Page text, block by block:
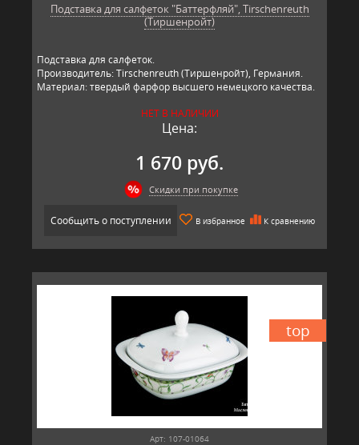
Подставка для салфеток "Баттерфляй", Tirschenreuth
(Тиршенройт)
Подставка для салфеток.
Производитель: Tirschenreuth (Тиршенройт), Германия.
Материал: твердый фарфор высшего немецкого качества.
НЕТ В НАЛИЧИИ
Цена:
1 670 руб.
Скидки при покупке
Сообщить о поступлении В избранное К сравнению
top
Арт: 107-01064